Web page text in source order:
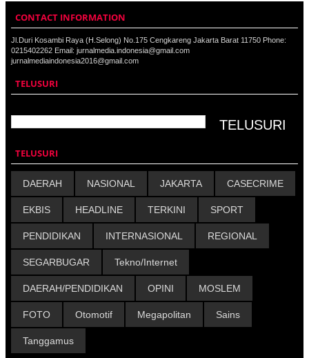
CONTACT INFORMATION
Jl.Duri Kosambi Raya (H.Selong) No.175 Cengkareng Jakarta Barat 11750 Phone:
0215402262 Email: jurnalmedia.indonesia@gmail.com
jurnalmediaindonesia2016@gmail.com
TELUSURI
TELUSURI
DAERAH NASIONAL JAKARTA CASECRIME
EKBIS HEADLINE TERKINI SPORT
PENDIDIKAN INTERNASIONAL REGIONAL
SEGARBUGAR Tekno/Internet
DAERAH/PENDIDIKAN OPINI MOSLEM
FOTO Otomotif Megapolitan Sains
Tanggamus